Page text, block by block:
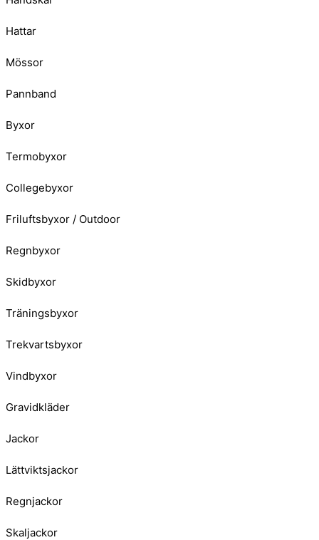
Hattar
Mössor
Pannband
Byxor
Termobyxor
Collegebyxor
Friluftsbyxor / Outdoor
Regnbyxor
Skidbyxor
Träningsbyxor
Trekvartsbyxor
Vindbyxor
Gravidkläder
Jackor
Lättviktsjackor
Regnjackor
Skaljackor